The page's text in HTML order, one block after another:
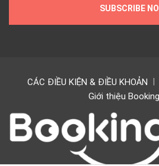
CÁC ĐIỀU KIỆN & ĐIỀU KHOẢN
Giới thiệu